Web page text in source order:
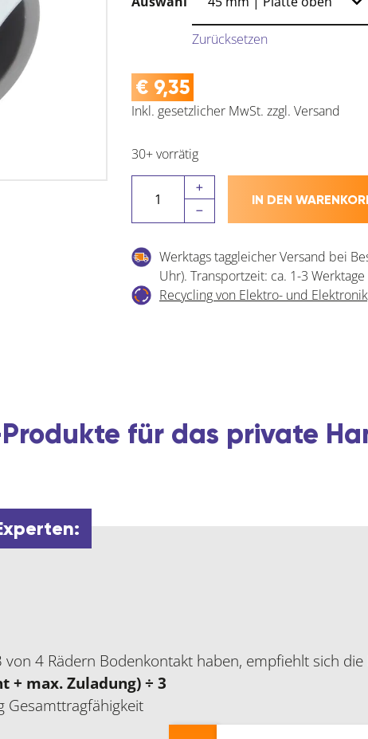
Zurücksetzen
€ 9,35
Inkl. gesetzlicher MwSt. zzgl. Versand
30+ vorrätig
HELMER
mit
Kunststoffrad
Menge
IN DEN
Werktags taggleicher Versand bei
Uhr). Transportzeit: ca. 1-3 Werktage
Recycling von Elektro- und
für das private
4 Rädern Bodenkontakt haben, empfiehlt sich die
+ max. Zuladung) ÷ 3
Gesamttragfähigkeit